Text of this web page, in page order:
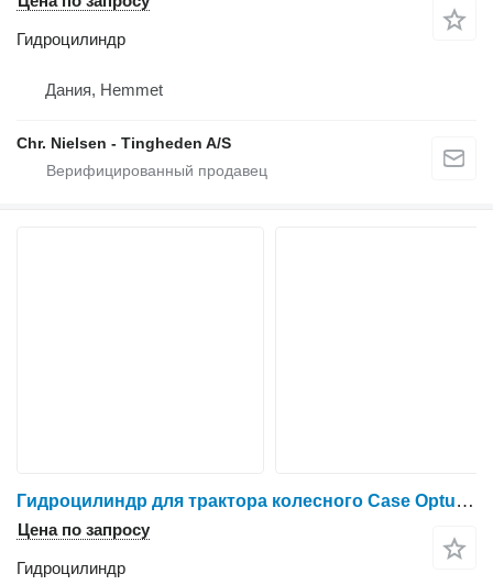
Гидроцилиндр
Дания, Hemmet
Chr. Nielsen - Tingheden A/S
Гидроцилиндр для трактора колесного Case Optum 300
Цена по запросу
Гидроцилиндр